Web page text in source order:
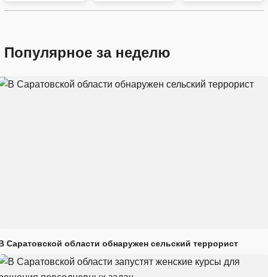
Популярное за неделю
Саратовской области обнаружен сельский террорист